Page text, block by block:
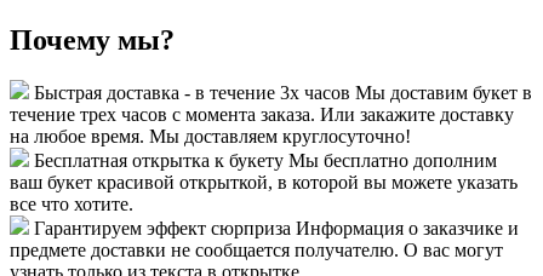
Почему мы?
Быстрая доставка - в течение 3х часов Мы доставим букет в
течение трех часов с момента заказа. Или закажите доставку
на любое время. Мы доставляем круглосуточно!
Бесплатная открытка к букету Мы бесплатно дополним
ваш букет красивой открыткой, в которой вы можете указать
все что хотите.
Гарантируем эффект сюрприза Информация о заказчике и
предмете доставки не сообщается получателю. О вас могут